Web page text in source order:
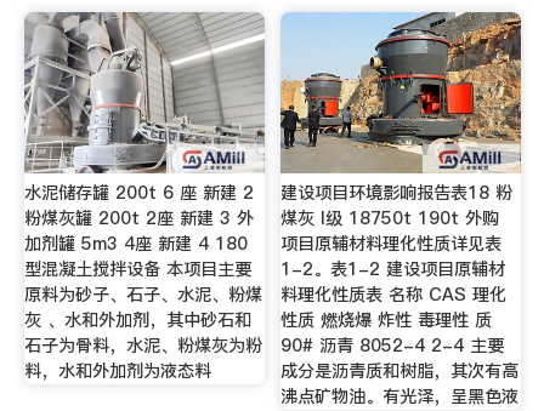
水泥储存罐 200t 6 座 新建 2
粉煤灰罐 200t 2座 新建 3 外
加剂罐 5m3 4座 新建 4 180
型混凝土搅拌设备 本项目主要
原料为砂子、石子、水泥、粉煤
灰 、水和外加剂，其中砂石和
石子为骨料，水泥、粉煤灰为粉
料，水和外加剂为液态料
建设项目环境影响报告表18 粉
煤灰 I级 18750t 190t 外购
项目原辅材料理化性质详见表
1-2。表1-2 建设项目原辅材
料理化性质表 名称 CAS 理化
性质 燃烧爆 炸性 毒理性 质
90# 沥青 8052-4 2-4 主要
成分是沥青质和树脂，其次有高
沸点矿物油。有光泽，呈黑色液